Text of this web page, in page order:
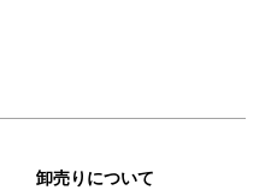
卸売りについて